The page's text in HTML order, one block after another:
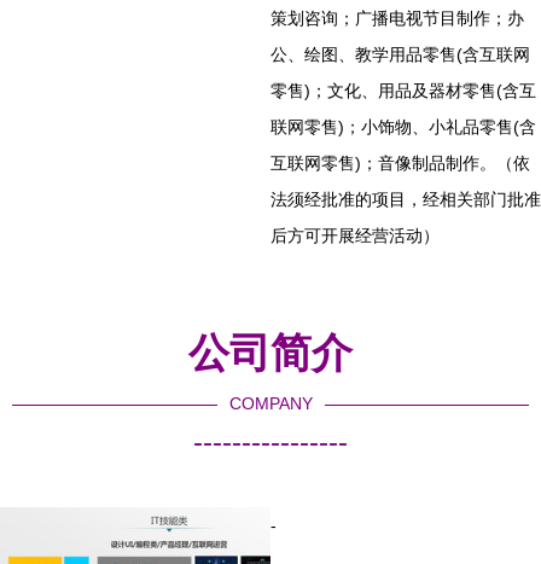
策划咨询；广播电视节目制作；办
公、绘图、教学用品零售(含互联网
零售)；文化、用品及器材零售(含互
联网零售)；小饰物、小礼品零售(含
互联网零售)；音像制品制作。（依
法须经批准的项目，经相关部门批准
后方可开展经营活动）
公司简介
COMPANY
----------------
-